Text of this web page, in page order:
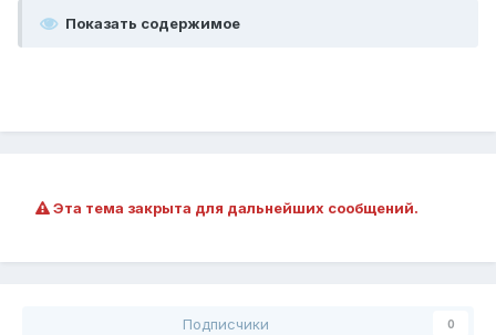
Показать содержимое
Эта тема закрыта для дальнейших сообщений.
Подписчики 0